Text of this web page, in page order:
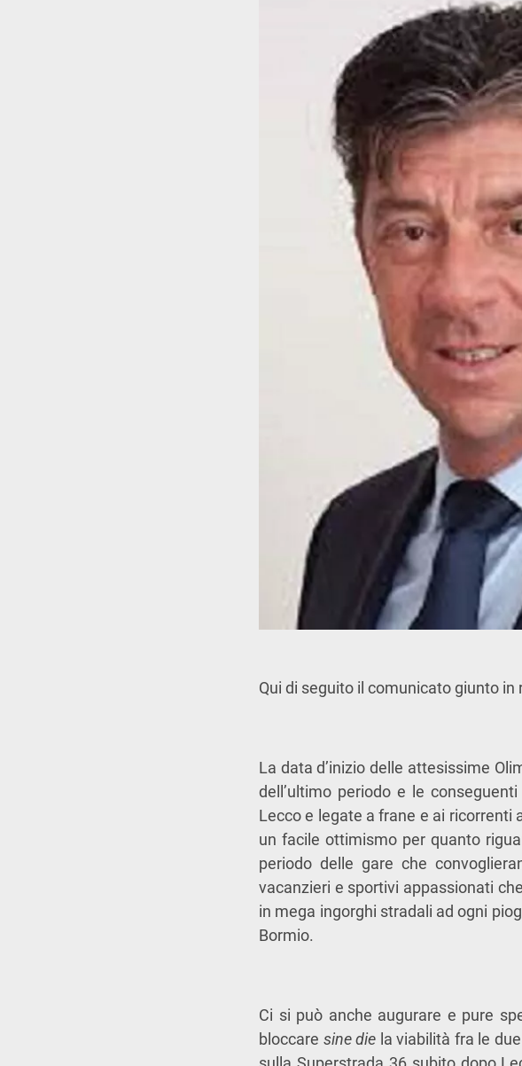
Qui di seguito il comunicato giunto in
La data d’inizio delle attesissime
dell’ultimo periodo e le
Lecco e legate a frane e ai ricorrenti
un facile ottimismo per quanto
periodo delle gare che
vacanzieri e sportivi appassionati
in mega ingorghi stradali ad ogni
Bormio.
Ci si può anche augurare e pure
bloccare sine die la viabilità fra le